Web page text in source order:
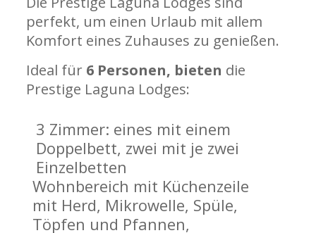
perfekt, um einen Urlaub mit allem
Komfort eines Zuhauses zu genießen.
Ideal für 6 Personen, bieten die
Prestige Laguna Lodges:
3 Zimmer: eines mit einem
Doppelbett, zwei mit je zwei
Einzelbetten
Wohnbereich mit Küchenzeile
mit Herd, Mikrowelle, Spüle,
Töpfen und Pfannen,